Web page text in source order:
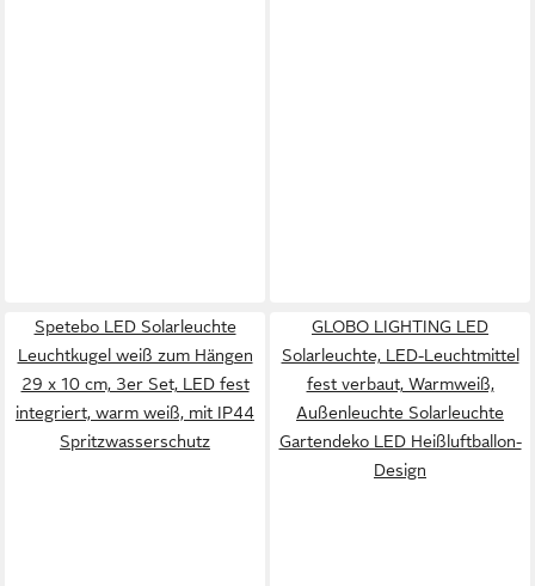
Spetebo LED Solarleuchte
Leuchtkugel weiß zum Hängen
29 x 10 cm, 3er Set, LED fest
integriert, warm weiß, mit IP44
Spritzwasserschutz
GLOBO LIGHTING LED
Solarleuchte, LED-Leuchtmittel
fest verbaut, Warmweiß,
Außenleuchte Solarleuchte
Gartendeko LED Heißluftballon-
Design